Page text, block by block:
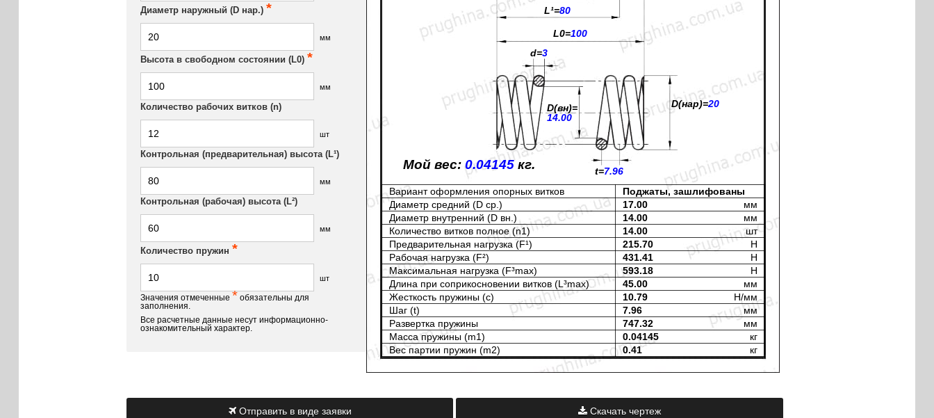
Диаметр наружный (D нар.) *
мм
Высота в свободном состоянии (L0) *
мм
Количество рабочих витков (n)
шт
Контрольная (предварительная) высота (L¹)
мм
Контрольная (рабочая) высота (L²)
мм
Количество пружин *
шт
Значения отмеченные * обязательны для
заполнения.
Все расчетные данные несут информационно-
ознакомительный характер.
L0=100
L¹=80
D(вн)=
14.00
D(нар)=20
t=7.96
d=3
Мой вес: 0.04145кг.
Вариант оформления опорных витков
Поджаты, зашлифованы
Диаметр средний (D ср.)
17.00
мм
Диаметр внутренний (D вн.)
14.00
мм
Количество витков полное (n1)
14.00
шт
Предварительная нагрузка (F¹)
215.70
H
Рабочая нагрузка (F²)
431.41
H
Максимальная нагрузка (F³max)
593.18
H
Длина при соприкосновении витков (L³max)
45.00
мм
Жесткость пружины (с)
10.79
H/мм
Шаг (t)
7.96
мм
Развертка пружины
747.32
мм
Масса пружины (m1)
0.04145
кг
Вес партии пружин (m2)
0.41 кг
Отправить в виде заявки Скачать чертеж